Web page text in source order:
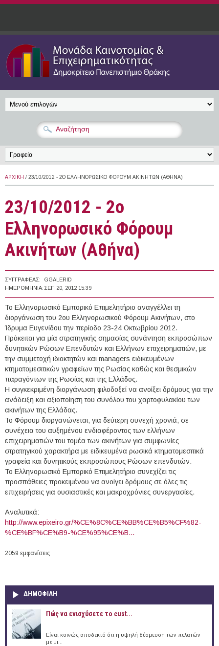
Παράκαμψη προς το κυρίως περιεχόμενο
ΑΡΧΙΚΉ / 23/10/2012 - 2Ο ΕΛΛΗΝΟΡΩΣΙΚΌ ΦΌΡΟΥΜ ΑΚΙΝΉΤΩΝ (ΑΘΉΝΑ)
23/10/2012 - 2ο
Ελληνορωσικό Φόρουμ
Ακινήτων (Αθήνα)
ΣΥΓΓΡΑΦΈΑΣ:
GGALERID
ΗΜΕΡΟΜΗΝΊΑ: ΣΕΠ 20, 2012 15:39
Το Ελληνορωσικό Εμπορικό Επιμελητήριο αναγγέλλει τη
διοργάνωση του 2ου Ελληνορωσικού Φόρουμ Ακινήτων, στο
Ίδρυμα Ευγενίδου την περίοδο 23-24 Οκτωβρίου 2012.
Πρόκειται για μία στρατηγικής σημασίας συνάντηση εκπροσώπων
δυνητικών Ρώσων Επενδυτών και Ελλήνων επιχειρηματιών, με
την συμμετοχή ιδιοκτητών και managers ειδικευμένων
κτηματομεσιτικών γραφείων της Ρωσίας καθώς και θεσμικών
παραγόντων της Ρωσίας και της Ελλάδος.
Η συγκεκριμένη διοργάνωση φιλοδοξεί να ανοίξει δρόμους για την
ανάδειξη και αξιοποίηση του συνόλου του χαρτοφυλακίου των
ακινήτων της Ελλάδας.
Το Φόρουμ διοργανώνεται, για δεύτερη συνεχή χρονιά, σε
συνέχεια του αυξημένου ενδιαφέροντος των ελλήνων
επιχειρηματιών του τομέα των ακινήτων για συμφωνίες
στρατηγικού χαρακτήρα με ειδικευμένα ρωσικά κτηματομεσιτικά
γραφεία και δυνητικούς εκπροσώπους Ρώσων επενδυτών.
Το Ελληνορωσικό Εμπορικό Επιμελητήριο συνεχίζει τις
προσπάθειες προκειμένου να ανοίγει δρόμους σε όλες τις
επιχειρήσεις για ουσιαστικές και μακροχρόνιες συνεργασίες.
Αναλυτικά:
http://www.epixeiro.gr/%CE%8C%CE%BB%CE%B5%CF%82-
%CE%BF%CE%B9-%CE%95%CE%B...
2059 εμφανίσεις
ΔΗΜΟΦΙΛΗ
Πώς να ενισχύσετε το cust...
Είναι κοινώς αποδεκτό ότι η υψηλή δέσμευση των πελατών
με μι...